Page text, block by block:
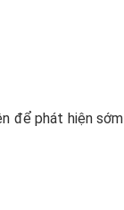
để phát hiện sớm